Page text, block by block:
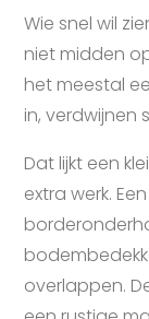
Wie snel wil
niet midden
het meestal
in, verdwijnen
Dat lijkt een
extra werk.
overlappen.